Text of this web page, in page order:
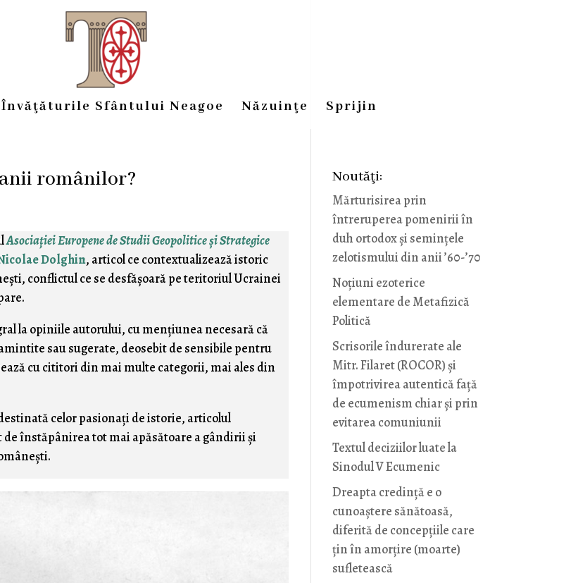
Învăţăturile Sfântului Neagoe Năzuinţe Sprijin
românilor?
Asociaţiei Europene de Studii Geopolitice şi Strategice
Dolghin, articol ce contextualizează istoric
conflictul ce se desfăşoară pe teritoriul Ucrainei
la opiniile autorului, cu menţiunea necesară că
sau sugerate, deosebit de sensibile pentru
cu cititori din mai multe categorii, mai ales din
celor pasionaţi de istorie, articolul
înstăpânirea tot mai apăsătoare a gândirii şi
Noutăţi:
Mărturisirea prin
întreruperea pomenirii în
duh ortodox și semințele
zelotismului din anii ’60-’70
Noţiuni ezoterice
elementare de Metafizică
Politică
Scrisorile îndurerate ale
Mitr. Filaret (ROCOR) și
împotrivirea autentică față
de ecumenism chiar și prin
evitarea comuniunii
Textul deciziilor luate la
Sinodul V Ecumenic
Dreapta credință e o
cunoaștere sănătoasă,
diferită de concepțiile care
țin în amorțire (moarte)
sufletească